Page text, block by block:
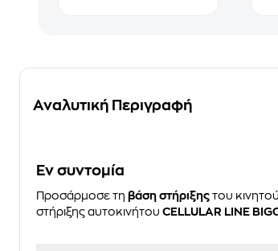
Αναλυτική Περιγραφή
Eν συντομία
Προσάρμοσε τη βάση στήριξης του
στήριξης αυτοκινήτου CELLULAR LINE